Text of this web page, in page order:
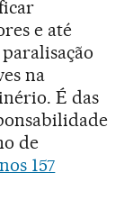
e até
na
É das
de
157